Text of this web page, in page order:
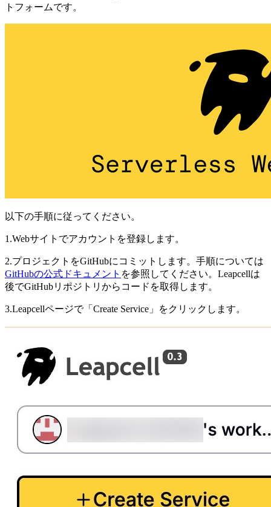
トフォームです。
以下の手順に従ってください。
1.Webサイトでアカウントを登録します。
2.プロジェクトをGitHubにコミットします。手順については
GitHubの公式ドキュメント を参照してください。Leapcellは
後でGitHubリポジトリからコードを取得します。
3.Leapcellページで「Create Service」をクリックします。